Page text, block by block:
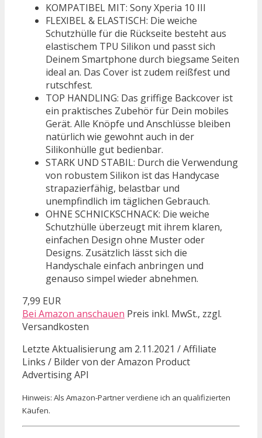
KOMPATIBEL MIT: Sony Xperia 10 III
FLEXIBEL & ELASTISCH: Die weiche
Schutzhülle für die Rückseite besteht aus
elastischem TPU Silikon und passt sich
Deinem Smartphone durch biegsame Seiten
ideal an. Das Cover ist zudem reißfest und
rutschfest.
TOP HANDLING: Das griffige Backcover ist
ein praktisches Zubehör für Dein mobiles
Gerät. Alle Knöpfe und Anschlüsse bleiben
natürlich wie gewohnt auch in der
Silikonhülle gut bedienbar.
STARK UND STABIL: Durch die Verwendung
von robustem Silikon ist das Handycase
strapazierfähig, belastbar und
unempfindlich im täglichen Gebrauch.
OHNE SCHNICKSCHNACK: Die weiche
Schutzhülle überzeugt mit ihrem klaren,
einfachen Design ohne Muster oder
Designs. Zusätzlich lässt sich die
Handyschale einfach anbringen und
genauso simpel wieder abnehmen.
7,99 EUR
Bei Amazon anschauen Preis inkl. MwSt., zzgl.
Versandkosten
Letzte Aktualisierung am 2.11.2021 / Affiliate
Links / Bilder von der Amazon Product
Advertising API
Hinweis: Als Amazon-Partner verdiene ich an qualifizierten
Käufen.